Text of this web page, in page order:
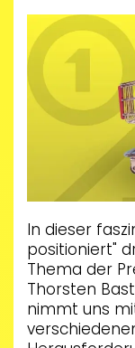
In dieser
positioniert"
Thema der
Thorsten
nimmt uns